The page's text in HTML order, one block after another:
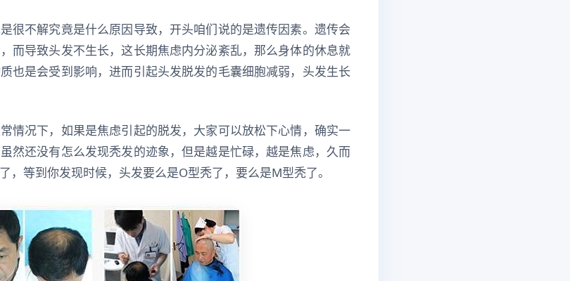
很不解究竟是什么原因导致，开头咱们说的是遗传因素。遗传会
而导致头发不生长，这长期焦虑内分泌紊乱，那么身体的休息就
也是会受到影响，进而引起头发脱发的毛囊细胞减弱，头发生长
情况下，如果是焦虑引起的脱发，大家可以放松下心情，确实一
然还没有怎么发现秃发的迹象，但是越是忙碌，越是焦虑，久而
，等到你发现时候，头发要么是O型秃了，要么是M型秃了。